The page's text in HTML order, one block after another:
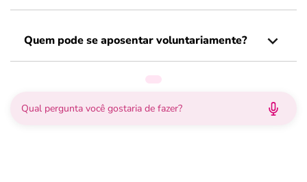
Quem pode se aposentar voluntariamente?